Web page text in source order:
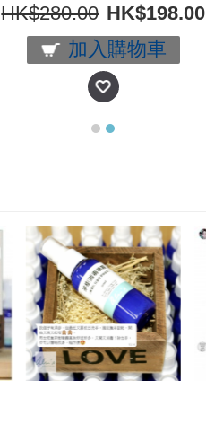
HK$280.00 HK$198.00
加入購物車